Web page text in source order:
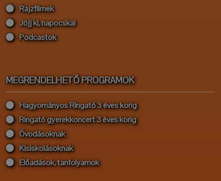
Rajzfilmek
Jöjj ki, napocska!
Podcastok
MEGRENDELHETŐ PROGRAMOK
Hagyományos Ringató 3 éves korig
Ringató gyerekkoncert 3 éves korig
Óvodásoknak
Kisiskolásoknak
Előadások, tanfolyamok